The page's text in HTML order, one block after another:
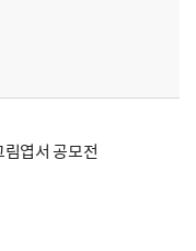
엽서 공모전